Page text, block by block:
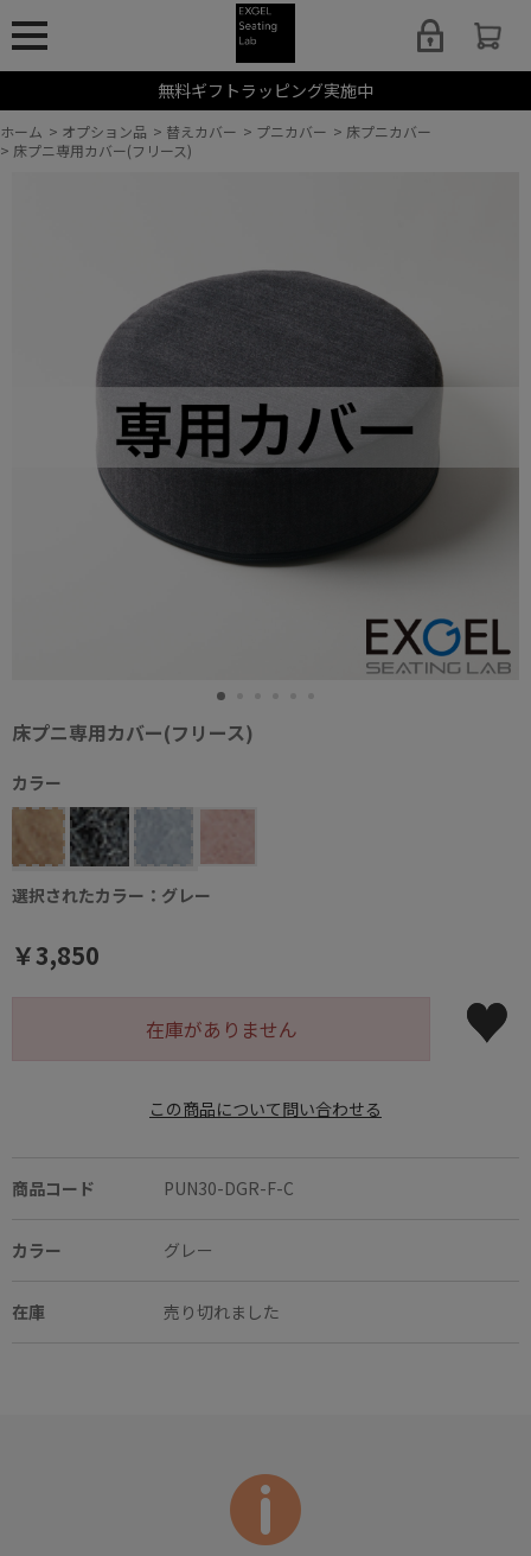
無料ギフトラッピング実施中
ホーム > オプション品 > 替えカバー > プニカバー > 床プニカバー
> 床プニ専用カバー(フリース)
床プニ専用カバー(フリース)
￥3,850
商品コード PUN30-DGR-F-C
カラー グレー
在庫 売り切れました
カラー
選択されたカラー：グレー
在庫がありません
この商品について問い合わせる